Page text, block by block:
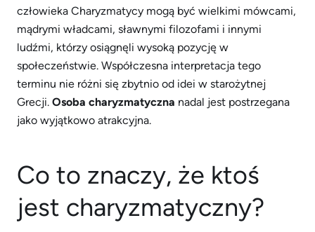
człowieka Charyzmatycy mogą być wielkimi mówcami,
mądrymi władcami, sławnymi filozofami i innymi
ludźmi, którzy osiągnęli wysoką pozycję w
społeczeństwie. Współczesna interpretacja tego
terminu nie różni się zbytnio od idei w starożytnej
Grecji. Osoba charyzmatyczna nadal jest postrzegana
jako wyjątkowo atrakcyjna.
Co to znaczy, że ktoś
jest charyzmatyczny?